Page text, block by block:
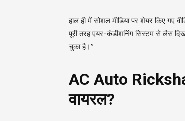
हाल ही में सोशल मीडिया पर शेयर किए गए
पूरी तरह एयर-कंडीशनिंग सिस्टम से लैस
चुका है।”
AC Auto
वायरल?